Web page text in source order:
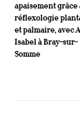
apaisement grâce
réflexologie
et palmaire, avec
Isabel à Bray-sur-
Somme